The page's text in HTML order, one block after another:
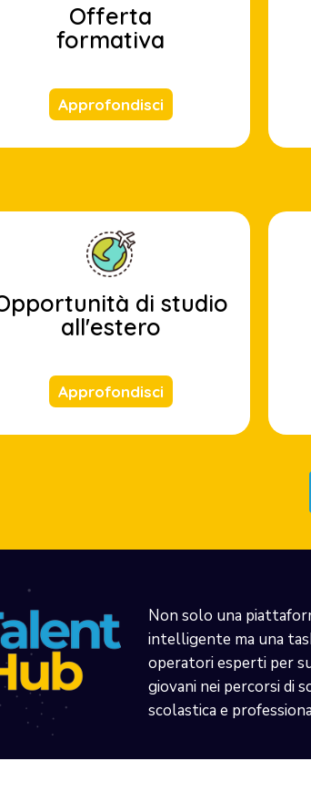
Offerta
formativa
Approfondisci
di studio
all'estero
Approfondisci
Non solo una
intelligente ma una
operatori esperti per
giovani nei percorsi di
scolastica e